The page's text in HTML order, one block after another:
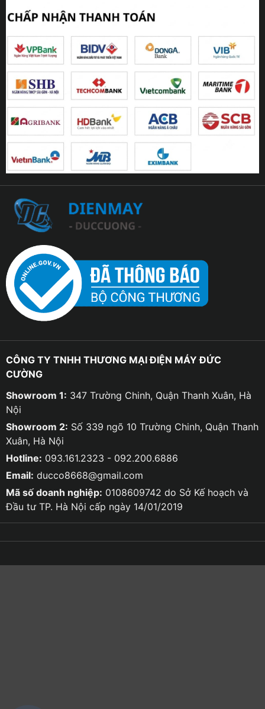
CÔNG TY TNHH THƯƠNG MẠI ĐIỆN MÁY ĐỨC
CƯỜNG
Showroom 1: 347 Trường Chinh, Quận Thanh Xuân, Hà
Nội
Showroom 2: Số 339 ngõ 10 Trường Chinh, Quận Thanh
Xuân, Hà Nội
Hotline: 093.161.2323 - 092.200.6886
Email: ducco8668@gmail.com
Mã số doanh nghiệp: 0108609742 do Sở Kế hoạch và
Đầu tư TP. Hà Nội cấp ngày 14/01/2019